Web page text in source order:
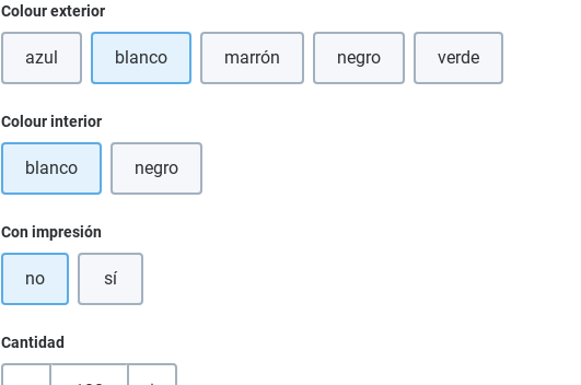
Seleccione
Colour exterior
azul blanco marrón(Esta opción no está disponible en este
negro(Esta opción no está disponible
verde
Seleccione
Colour interior
blanco negro(Esta opción no está disponible en este momento.)
Seleccione
Con impresión
no sí
Cantidad